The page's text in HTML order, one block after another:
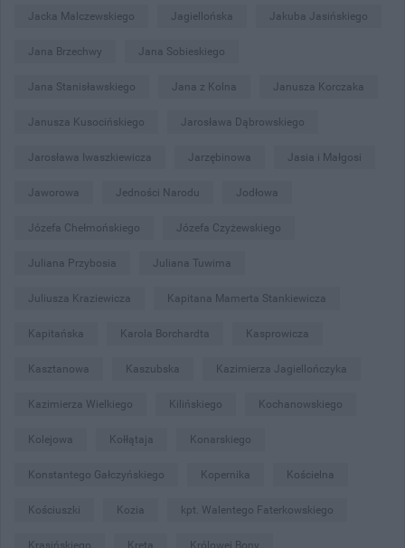
Jacka Malczewskiego Jagiellońska Jakuba Jasińskiego
Jana Brzechwy Jana Sobieskiego
Jana Stanisławskiego Jana z Kolna Janusza Korczaka
Janusza Kusocińskiego Jarosława Dąbrowskiego
Jarosława Iwaszkiewicza Jarzębinowa Jasia i Małgosi
Jaworowa Jedności Narodu Jodłowa
Józefa Chełmońskiego Józefa Czyżewskiego
Juliana Przybosia Juliana Tuwima
Juliusza Kraziewicza Kapitana Mamerta Stankiewicza
Kapitańska Karola Borchardta Kasprowicza
Kasztanowa Kaszubska Kazimierza Jagiellończyka
Kazimierza Wielkiego Kilińskiego Kochanowskiego
Kolejowa Kołłątaja Konarskiego
Konstantego Gałczyńskiego Kopernika Kościelna
Kościuszki Kozia kpt. Walentego Faterkowskiego
Krasińskiego Kręta Królowej Bony